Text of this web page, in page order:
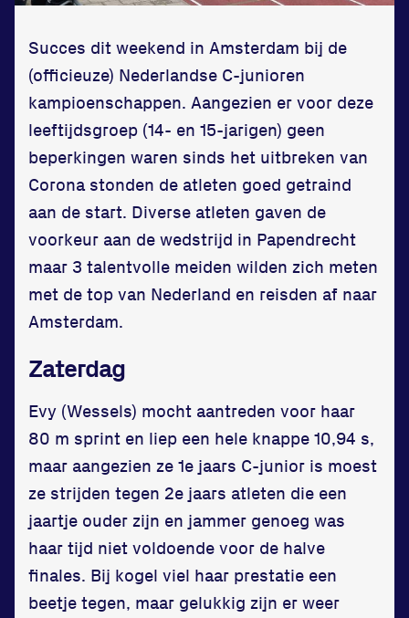
Updates
Atleten
Vereniging
Contact
Sportpark Reeweg
Halmaheiraplein 35
3312 GH Dordrecht
Bekijk locatie
Informatie
Privacy en cookies
Succes dit weekend in Amsterdam bij de
(officieuze) Nederlandse C-junioren
kampioenschappen. Aangezien er voor deze
leeftijdsgroep (14- en 15-jarigen) geen
beperkingen waren sinds het uitbreken van
Corona stonden de atleten goed getraind
aan de start. Diverse atleten gaven de
voorkeur aan de wedstrijd in Papendrecht
maar 3 talentvolle meiden wilden zich meten
met de top van Nederland en reisden af naar
Amsterdam.
Zaterdag
Evy (Wessels) mocht aantreden voor haar
80 m sprint en liep een hele knappe 10,94 s,
maar aangezien ze 1e jaars C-junior is moest
ze strijden tegen 2e jaars atleten die een
jaartje ouder zijn en jammer genoeg was
haar tijd niet voldoende voor de halve
finales. Bij kogel viel haar prestatie een
beetje tegen, maar gelukkig zijn er weer